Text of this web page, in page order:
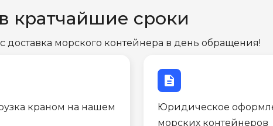
кратчайшие сроки
доставка морского контейнера в день обращения!
краном на нашем
description
Юридическое
морских контейнеров